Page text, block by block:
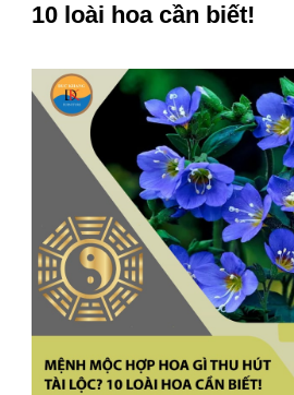
10 loài hoa cần biết!